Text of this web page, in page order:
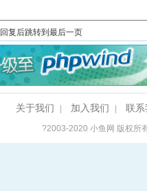
回复后跳转到最后一页
关于我们 加入我们 联系
?2003-2020小鱼网 版权所